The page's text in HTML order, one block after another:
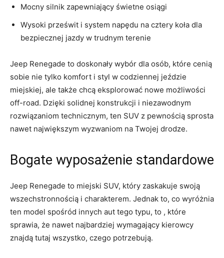
Mocny silnik‍ zapewniający‌ świetne ‌osiągi
Wysoki prześwit⁢ i⁣ system napędu na cztery koła dla‍
bezpiecznej jazdy w trudnym terenie
Jeep Renegade to doskonały wybór dla osób,⁣ które ⁢cenią
sobie nie ​tylko⁣ komfort i styl w codziennej jeździe
miejskiej,⁢ ale także ⁣chcą eksplorować⁢ nowe ​możliwości
off-road. Dzięki solidnej konstrukcji i niezawodnym
rozwiązaniom technicznym, ten SUV ⁣z‌ pewnością sprosta
nawet największym wyzwaniom na Twojej drodze.
Bogate wyposażenie ​standardowe
Jeep Renegade to ⁢miejski SUV, który zaskakuje swoją
wszechstronnością ⁢i charakterem. Jednak to, co wyróżnia
ten⁤ model spośród innych aut tego typu, ⁢to , które⁢
sprawia, że nawet⁤ najbardziej wymagający kierowcy​
znajdą tutaj wszystko, czego potrzebują.